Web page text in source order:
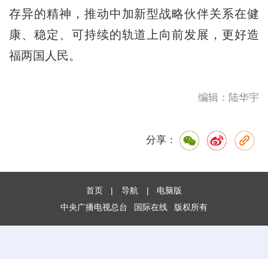
存异的精神，推动中加新型战略伙伴关系在健
康、稳定、可持续的轨道上向前发展，更好造
福两国人民。
编辑：陆华宇
分享：
首页 | 导航 |
电脑版
中央广播电视总台
国际在线 版权所有